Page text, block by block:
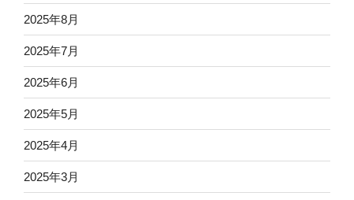
2025年8月
2025年7月
2025年6月
2025年5月
2025年4月
2025年3月